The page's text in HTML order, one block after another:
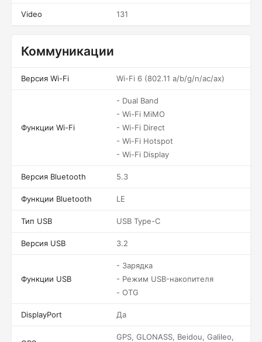
Video 131
Коммуникации
Версия Wi-Fi Wi-Fi 6 (802.11 a/b/g/n/ac/ax)
Функции Wi-Fi
- Dual Band
- Wi-Fi MiMO
- Wi-Fi Direct
- Wi-Fi Hotspot
- Wi-Fi Display
Версия Bluetooth 5.3
Функции Bluetooth LE
Тип USB USB Type-C
Версия USB 3.2
Функции USB
- Зарядка
- Режим USB-накопителя
- OTG
DisplayPort Да
GPS, GLONASS, Beidou, Galileo,